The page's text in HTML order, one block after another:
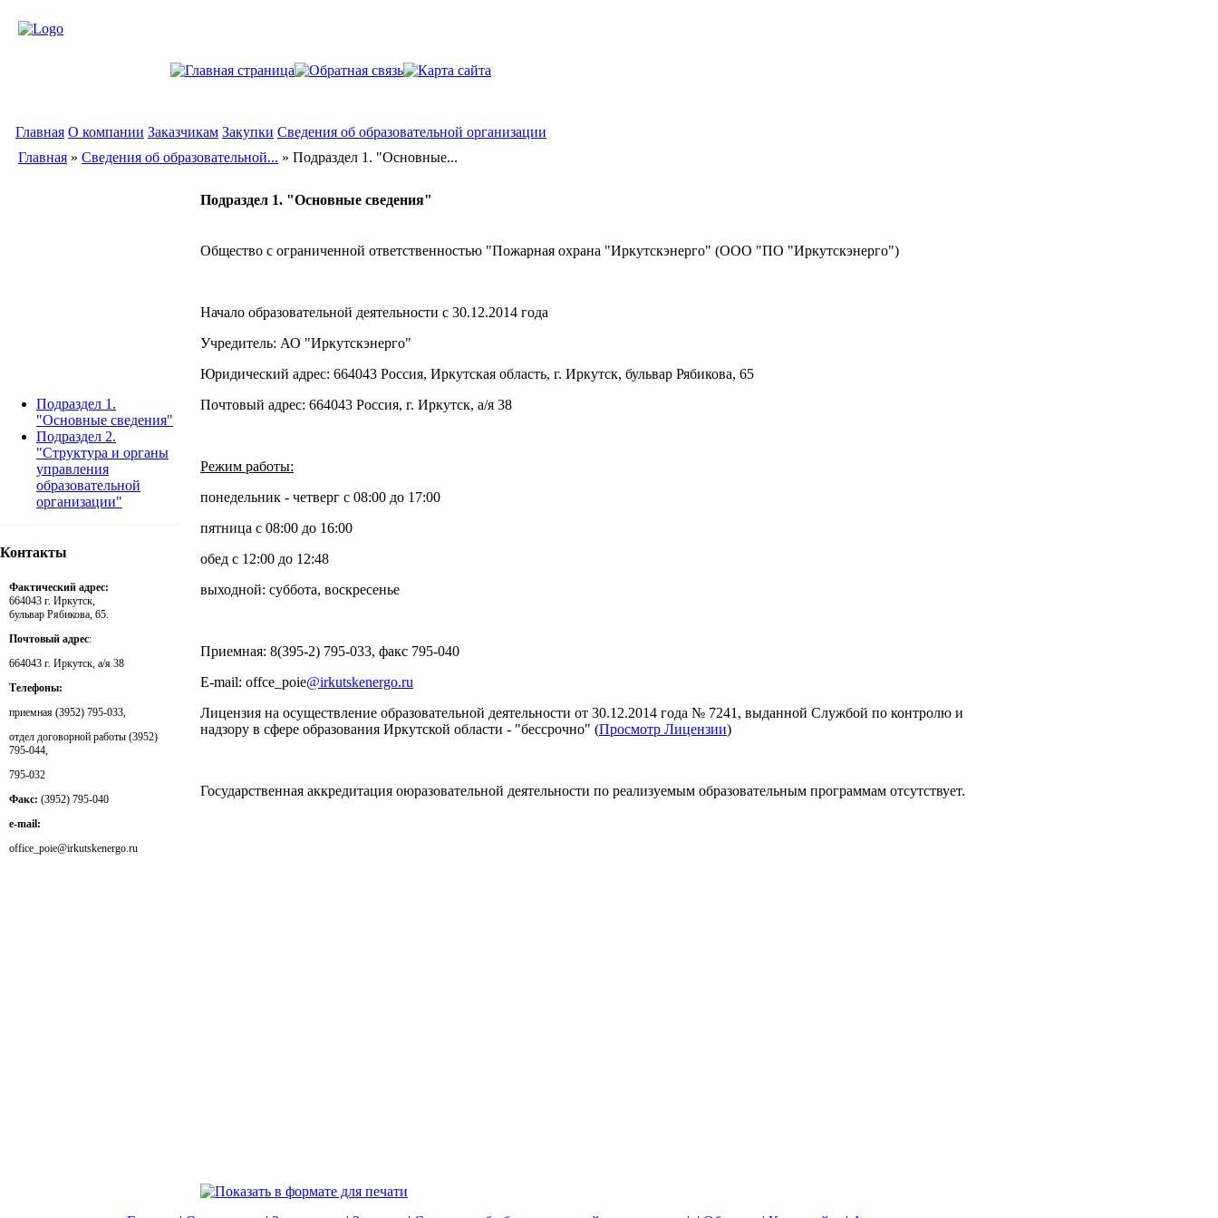
Главная О компании Заказчикам Закупки Сведения об образовательной организации
Главная » Сведения об образовательной... » Подраздел 1. "Основные...
Подраздел 1.
"Основные сведения"
Подраздел 2.
"Структура и органы
управления
образовательной
организации"
Контакты
Фактический адрес:
664043 г. Иркутск,
бульвар Рябикова, 65.
Почтовый адрес:
664043 г. Иркутск, а/я 38
Телефоны:
приемная (3952) 795-033,
отдел договорной работы (3952)
795-044,
795-032
Факс: (3952) 795-040
e-mail:
office_poie@irkutskenergo.ru
Подраздел 1. "Основные сведения"
Общество с ограниченной ответственностью "Пожарная охрана "Иркутскэнерго" (ООО "ПО "Иркутскэнерго")
Начало образовательной деятельности с 30.12.2014 года
Учредитель: АО "Иркутскэнерго"
Юридический адрес: 664043 Россия, Иркутская область, г. Иркутск, бульвар Рябикова, 65
Почтовый адрес: 664043 Россия, г. Иркутск, а/я 38
Режим работы:
понедельник - четверг с 08:00 до 17:00
пятница с 08:00 до 16:00
обед с 12:00 до 12:48
выходной: суббота, воскресенье
Приемная: 8(395-2) 795-033, факс 795-040
E-mail: offce_poie@irkutskenergo.ru
Лицензия на осуществление образовательной деятельности от 30.12.2014 года № 7241, выданной Службой по контролю и
надзору в сфере образования Иркутской области - "бессрочно" (Просмотр Лицензии)
Государственная аккредитация оюразовательной деятельности по реализуемым образовательным программам отсутствует.